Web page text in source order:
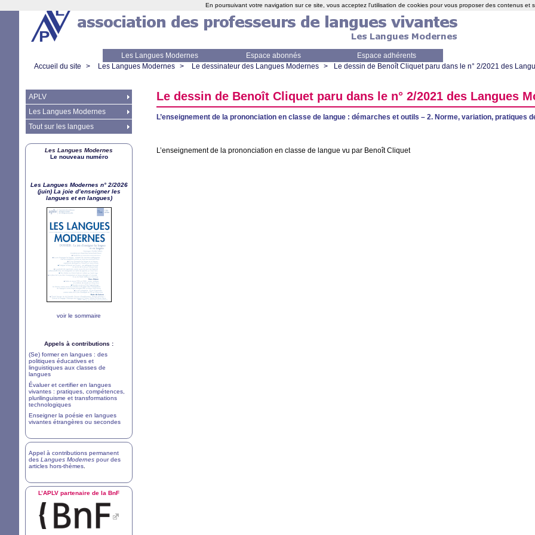
Les Langues Modernes Espace abonnés
Espace adhérents
Accueil du site > Les Langues Modernes > Le dessinateur des Langues Modernes > Le dessin de Benoît Cliquet paru dans le n° 2/2021 des
Le dessin de Benoît Cliquet paru dans le n° 2/2021 des Langues
L’enseignement de la prononciation en classe de langue : démarches et outils – 2. Norme, variation, pratiques
L’enseignement de la prononciation en classe de langue vu par Benoît Cliquet
APLV
Les Langues Modernes
Tout sur les langues
Les Langues Modernes
Le nouveau numéro
Les Langues Modernes n° 2/2026
(juin) La joie d’enseigner les
langues et en langues)
voir le sommaire
Appels à contributions :
(Se) former en langues : des
politiques éducatives et
linguistiques aux classes de
langues
Évaluer et certifier en langues
vivantes : pratiques, compétences,
plurilinguisme et transformations
technologiques
Enseigner la poésie en langues
vivantes étrangères ou secondes
Appel à contributions permanent
des Langues Modernes pour des
articles hors-thèmes
L’APLV partenaire de la BnF
En poursuivant votre navigation sur ce site, vous acceptez l'utilisation de cookies pour vous proposer des contenus et